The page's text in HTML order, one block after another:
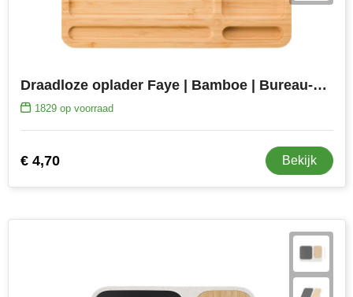
Draadloze oplader Faye | Bamboe | Bureau-organizer
1829op voorraad
€ 4,70 Bekijk